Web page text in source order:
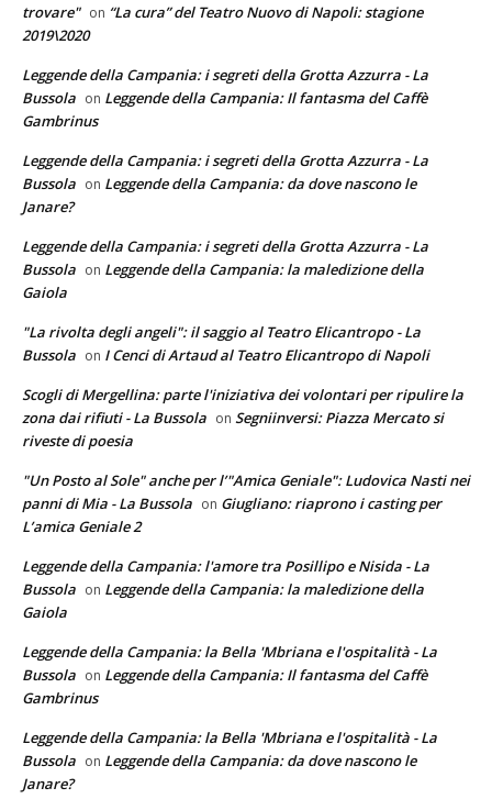
trovare" on “La cura” del Teatro Nuovo di Napoli: stagione
2019\2020
Leggende della Campania: i segreti della Grotta Azzurra - La
Bussola on Leggende della Campania: Il fantasma del Caffè
Gambrinus
Leggende della Campania: i segreti della Grotta Azzurra - La
Bussola on Leggende della Campania: da dove nascono le
Janare?
Leggende della Campania: i segreti della Grotta Azzurra - La
Bussola on Leggende della Campania: la maledizione della
Gaiola
"La rivolta degli angeli": il saggio al Teatro Elicantropo - La
Bussola on I Cenci di Artaud al Teatro Elicantropo di Napoli
Scogli di Mergellina: parte l'iniziativa dei volontari per ripulire la
zona dai rifiuti - La Bussola on Segniinversi: Piazza Mercato si
riveste di poesia
"Un Posto al Sole" anche per l’"Amica Geniale": Ludovica Nasti nei
panni di Mia - La Bussola on Giugliano: riaprono i casting per
L’amica Geniale 2
Leggende della Campania: l'amore tra Posillipo e Nisida - La
Bussola on Leggende della Campania: la maledizione della
Gaiola
Leggende della Campania: la Bella 'Mbriana e l'ospitalità - La
Bussola on Leggende della Campania: Il fantasma del Caffè
Gambrinus
Leggende della Campania: la Bella 'Mbriana e l'ospitalità - La
Bussola on Leggende della Campania: da dove nascono le
Janare?